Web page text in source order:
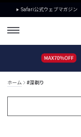
Safari公式ウェブマガジン
ホーム #深剃り